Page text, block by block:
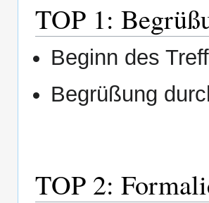
TOP 1:
Beginn des
Begrüßung
TOP 2: